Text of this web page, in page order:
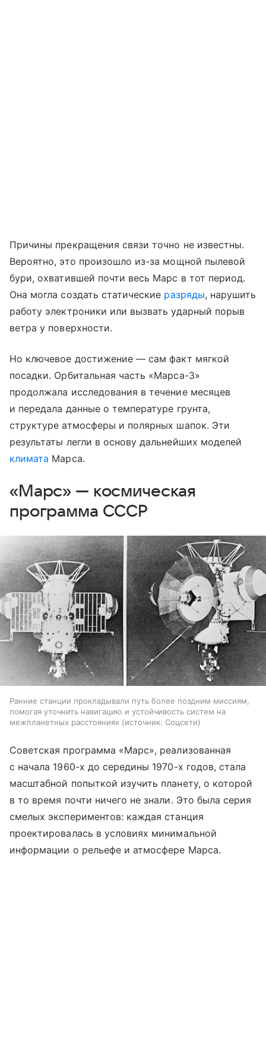
Причины прекращения связи точно не известны.
Вероятно, это произошло из-за мощной пылевой
бури, охватившей почти весь Марс в тот период.
Она могла создать статические разряды, нарушить
работу электроники или вызвать ударный порыв
ветра у поверхности.
Но ключевое достижение — сам факт мягкой
посадки. Орбитальная часть «Марса-3»
продолжала исследования в течение месяцев
и передала данные о температуре грунта,
структуре атмосферы и полярных шапок. Эти
результаты легли в основу дальнейших моделей
климата Марса.
«Марс» — космическая
программа СССР
Ранние станции прокладывали путь более поздним миссиям,
помогая уточнить навигацию и устойчивость систем на
межпланетных расстояниях
источник: Соцсети
Советская программа «Марс», реализованная
с начала 1960-х до середины 1970-х годов, стала
масштабной попыткой изучить планету, о которой
в то время почти ничего не знали. Это была серия
смелых экспериментов: каждая станция
проектировалась в условиях минимальной
информации о рельефе и атмосфере Марса.